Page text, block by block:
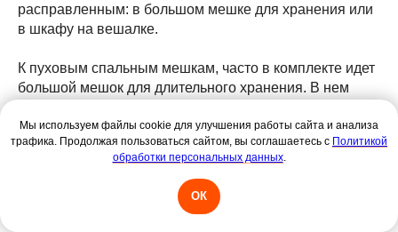
расправленным: в большом мешке для хранения или
в шкафу на вешалке.
К пуховым спальным мешкам, часто в комплекте идет
большой мешок для длительного хранения. В нем
давление, благодаря чему не слеживается и не теряет
своих теплоизолирующих свойств. Этот мешок может
иметь разную форму, объем и сшит из разных
Мы используем файлы cookie для улучшения работы сайта и анализа
трафика. Продолжая пользоваться сайтом, вы соглашаетесь с Политикой
обработки персональных данных.
ОК